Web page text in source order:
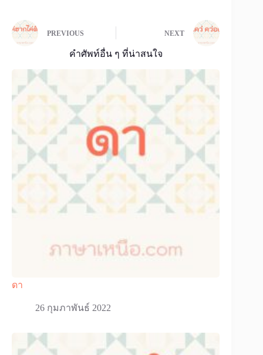
PREVIOUS NEXT
คำศัพท์อื่น ๆ ที่น่าสนใจ
ดา
26 กุมภาพันธ์ 2022